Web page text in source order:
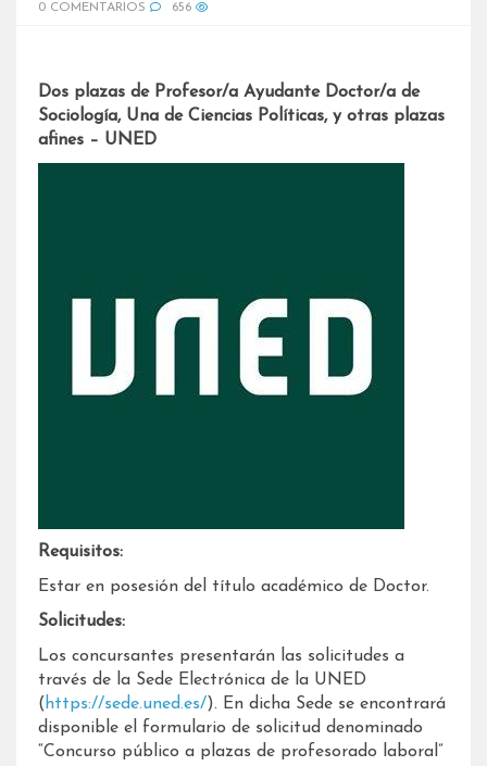
0 COMENTARIOS
656
Dos plazas de Profesor/a Ayudante Doctor/a de
Sociología, Una de Ciencias Políticas, y otras plazas
afines – UNED
Requisitos:
Estar en posesión del título académico de Doctor.
Solicitudes:
Los concursantes presentarán las solicitudes a
través de la Sede Electrónica de la UNED
( https://sede.uned.es/). En dicha Sede se encontrará
disponible el formulario de solicitud denominado
“Concurso público a plazas de profesorado laboral”